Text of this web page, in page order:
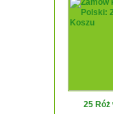
25 Róż